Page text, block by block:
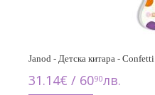
Janod - Детска китара - Confetti
31.14€ / 6090лв.